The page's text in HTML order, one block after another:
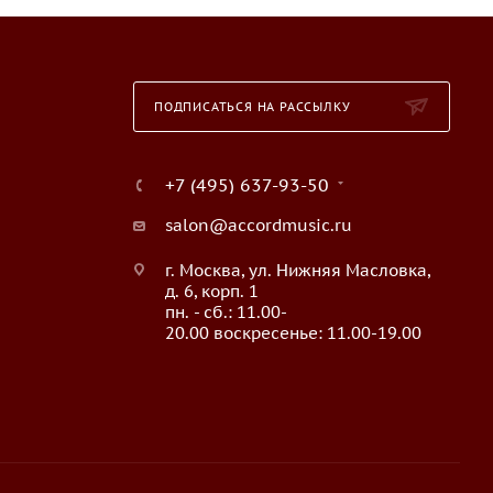
ПОДПИСАТЬСЯ НА РАССЫЛКУ
+7 (495) 637-93-50
salon@accordmusic.ru
г. Москва, ул. Нижняя Масловка,
д. 6, корп. 1
пн. - сб.: 11.00-
20.00 воскресенье: 11.00-19.00